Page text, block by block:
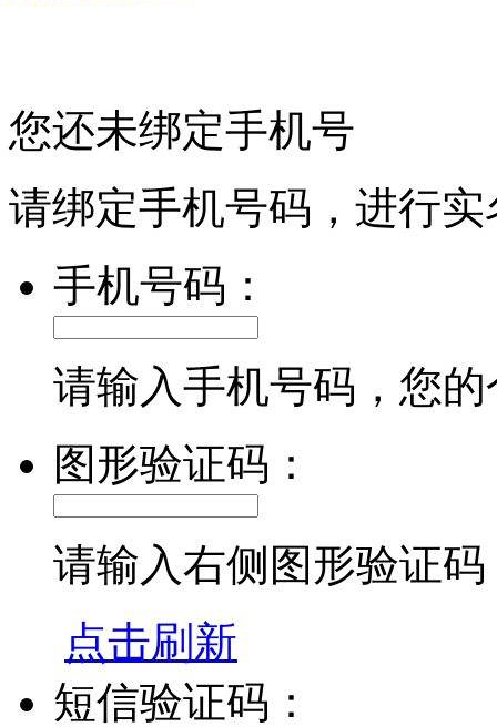
您还未绑定手机号
请绑定手机号码，进行
手机号码：
请输入手机号码，您
图形验证码：
请输入右侧图形验证码
点击刷新
短信验证码：